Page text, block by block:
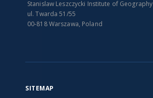
Stanislaw Leszczycki Institute of
ul. Twarda 51/55
00-818 Warszawa, Poland
SITEMAP